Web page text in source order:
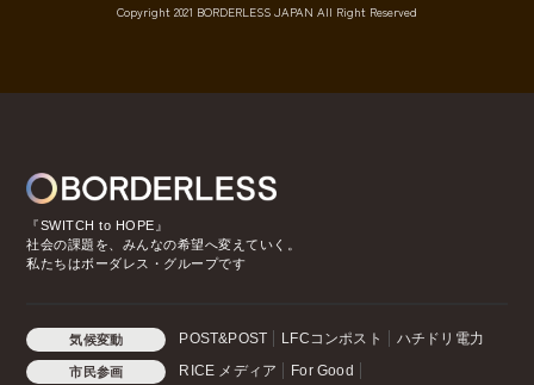
Copyright 2021 BORDERLESS JAPAN All Right Reserved
『SWITCH to HOPE』
社会の課題を、みんなの希望へ変えていく。
私たちはボーダレス・グループです
気候変動 POST&POST LFCコンポスト ハチドリ電力
市民参画 RICE メディア
For Good